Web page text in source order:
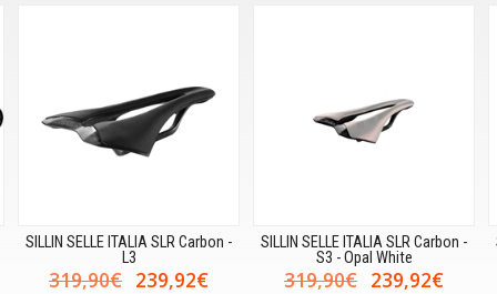
SILLIN SELLE ITALIA SLR Carbon -
L3
319,90€ 239,92€
SILLIN SELLE ITALIA SLR Carbon -
S3 - Opal White
319,90€ 239,92€